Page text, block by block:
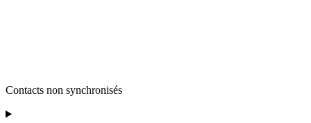
Contacts non synchronisés